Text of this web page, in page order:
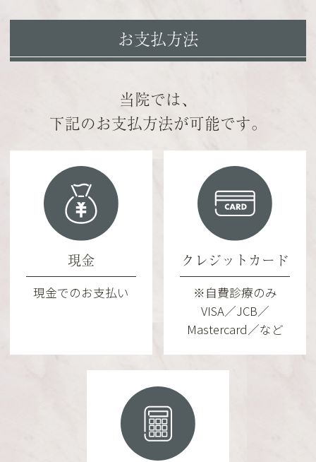
お支払方法
当院では、
下記のお支払方法が可能です。
現金
現金でのお支払い
クレジットカード
※自費診療のみ
VISA／JCB／
Mastercard／など